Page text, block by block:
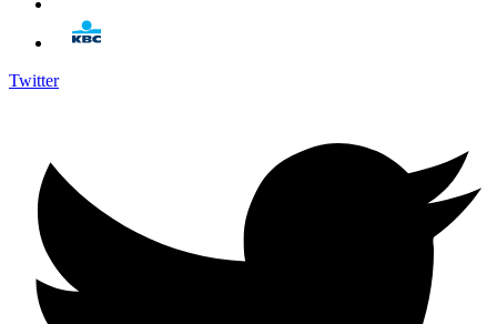
Twitter